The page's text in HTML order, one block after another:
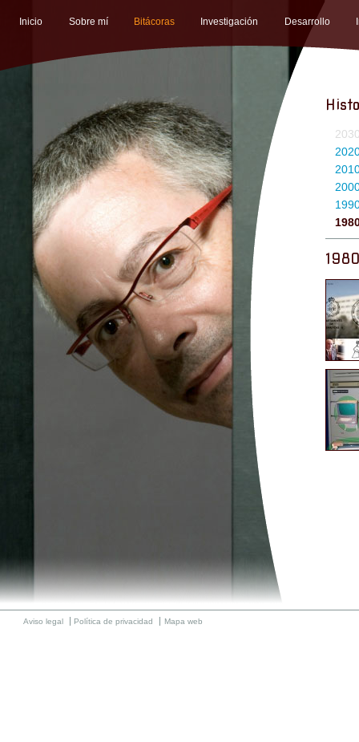
Inicio Sobre mí Bitácoras Investigación Desarrollo
Aviso legal Política de privacidad Mapa web